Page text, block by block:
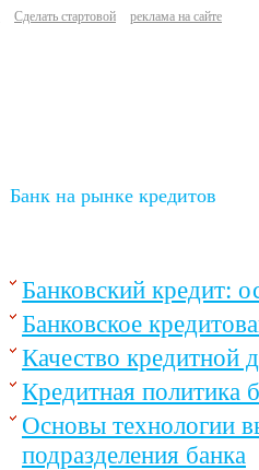
Сделать стартовой реклама на сайте
Банк на рынке кредитов
Банковский кредит:
Банковское
Качество кредитной
Кредитная политика
Основы технологии
подразделения банка